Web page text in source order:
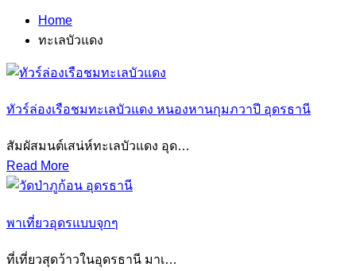
Home
ทะเลบัวแดง
ทัวร์ล่องเรือชมทะเลบัวแดง หนองหานกุมภวาปี อุดรธานี
สัมผัสมนต์เสน่ห์ทะเลบัวแดง อุด…
Read More
พาเที่ยวอุดรแบบจุกๆ
ที่เที่ยวสุดว้าวในอุดรธานี มาเ…